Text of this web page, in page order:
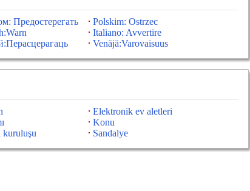
Предостерегать
Polskim: Ostrzec
Italiano: Avvertire
Venäjä:Varovaisuus
Elektronik ev aletleri
Konu
kuruluşu Sandalye